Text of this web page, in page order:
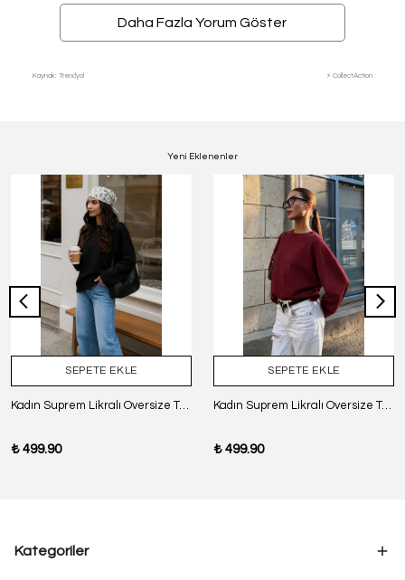
Daha Fazla Yorum Göster
Kaynak: Trendyol ⚡ CollectAction
Yeni Eklenenler
SEPETE EKLE
Kadın Suprem Likralı Oversize T-Shirt - SİYAH
₺ 499.90
SEPETE EKLE
Kadın Suprem Likralı Oversize T-Shirt - BORDO
₺ 499.90
Kategoriler